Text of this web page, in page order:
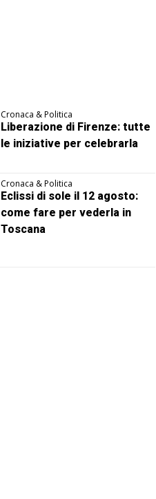
Cronaca & Politica
Liberazione di Firenze: tutte
le iniziative per celebrarla
Cronaca & Politica
Eclissi di sole il 12 agosto:
come fare per vederla in
Toscana